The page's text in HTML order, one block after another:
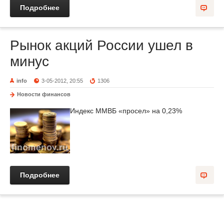
Подробнее
Рынок акций России ушел в
минус
info 3-05-2012, 20:55 1306
Новости финансов
Индекс ММВБ «просел» на 0,23%
Подробнее